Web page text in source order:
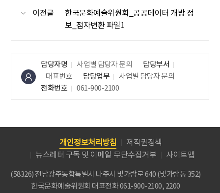
이전글
한국문화예술위원회_공공데이터 개방 정
보_점자변환 파일1
담당자명 사업별 담당자 문의
담당부서
대표번호
담당업무
사업별 담당자 문의
전화번호
061-900-2100
개인정보처리방침
저작권정책
뉴스레터 구독 및 이메일 무단수집거부
사이트맵
(58326) 전남광주통합특별시 나주시 빛가람로 640 (빛가람동 352)
한국문화예술위원회 대표전화 061-900-2100, 2200